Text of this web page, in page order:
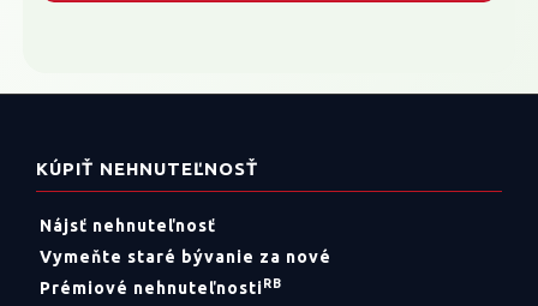
KÚPIŤ NEHNUTEĽNOSŤ
Nájsť nehnuteľnosť
Vymeňte staré bývanie za nové
Prémiové nehnuteľnostiRB